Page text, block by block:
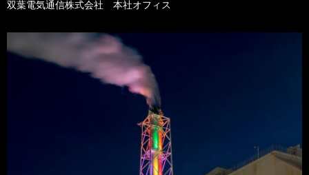
双葉電気通信株式会社 本社オフィス